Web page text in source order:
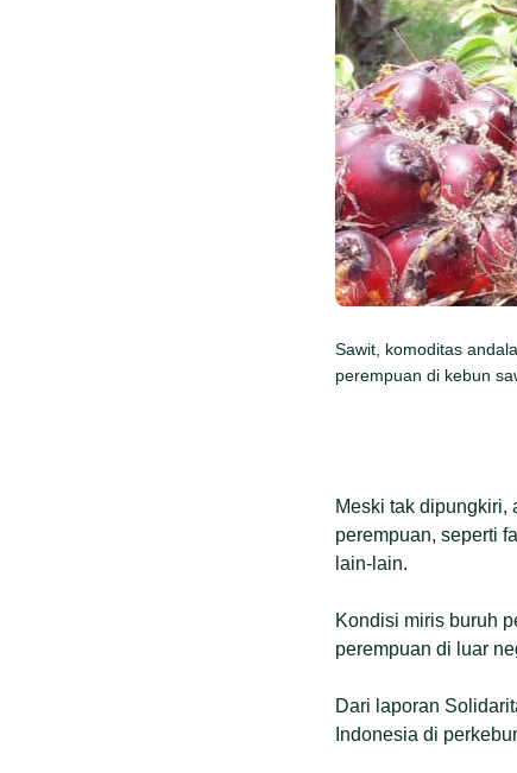
Sawit, komoditas
perempuan di kebun
Meski tak dipungkiri,
perempuan, seperti
lain-lain.
Kondisi miris buruh
perempuan di luar
Dari laporan
Indonesia di